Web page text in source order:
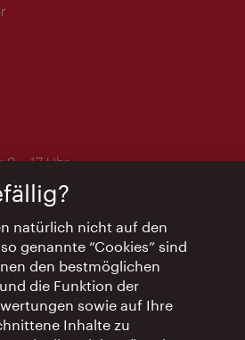
– 17 Uhr
um die Uhr
natürlich nicht auf den
genannte “Cookies” sind
den bestmöglichen
die Funktion der
sowie auf Ihre
Inhalte zu